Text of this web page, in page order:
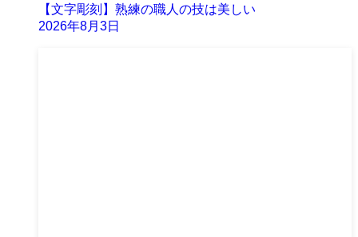
【文字彫刻】熟練の職人の技は美しい
2026年8月3日